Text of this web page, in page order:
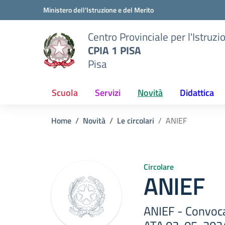
Vai ai contenuti
Vai al menu di navigazioneMinistero dell'Istruzione e del Merito
Centro Provinciale per
CPIA 1 PISA
Pisa
Scuola Servizi Novità Didattica
Home Novità Le circolari ANIEF
Circolare
ANIEF
ANIEF -